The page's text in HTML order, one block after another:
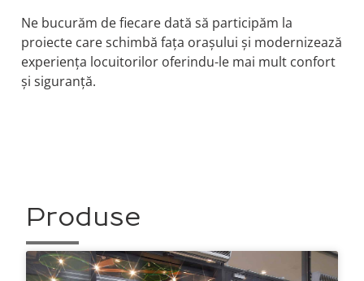
Ne bucurăm de fiecare dată să participăm la
proiecte care schimbă fața orașului și modernizează
experiența locuitorilor oferindu-le mai mult confort
și siguranță.
Produse